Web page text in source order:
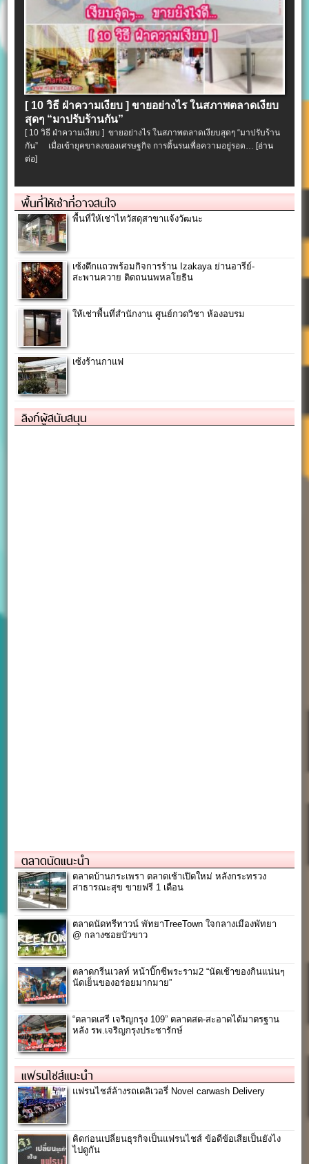
[ 10 วิธี ฝ่าความเงียบ ] ขายอย่างไร ในสภาพตลาดเงียบ
สุดๆ “มาปรับร้านกัน”
[ 10 วิธี ฝ่าความเงียบ ] ขายอย่างไร ในสภาพตลาดเงียบสุดๆ “มาปรับร้าน
กัน” เมื่อเข้ายุคขาลงของเศรษฐกิจ การดิ้นรนเพื่อความอยู่รอด… [อ่าน
ต่อ]
พื้นที่ให้เช่าที่อาจสนใจ
พื้นที่ให้เช่าไทวัสดุสาขาแจ้งวัฒนะ
เซ้งตึกแถวพร้อมกิจการร้าน Izakaya ย่านอารีย์-
สะพานควาย ติดถนนพหลโยธิน
ให้เช่าพื้นที่สำนักงาน ศูนย์กวดวิชา ห้องอบรม
เซ้งร้านกาแฟ
ลิงก์ผู้สนับสนุน
ตลาดนัดแนะนำ
ตลาดบ้านกระเพรา ตลาดเช้าเปิดใหม่ หลังกระทรวง
สาธารณะสุข ขายฟรี 1 เดือน
ตลาดนัดทรีทาวน์ พัทยาTreeTown ใจกลางเมืองพัทยา
@ กลางซอยบัวขาว
ตลาดกรีนเวลท์ หน้าบิ๊กซีพระราม2 “นัดเช้าของกินแน่นๆ
นัดเย็นของอร่อยมากมาย”
“ตลาดเสรี เจริญกรุง 109” ตลาดสด-สะอาดได้มาตรฐาน
หลัง รพ.เจริญกรุงประชารักษ์
แฟรนไชส์แนะนำ
แฟรนไชส์ล้างรถเดลิเวอรี่ Novel carwash Delivery
คิดก่อนเปลี่ยนธุรกิจเป็นแฟรนไชส์ ข้อดีข้อเสียเป็นยังไง
ไปดูกัน